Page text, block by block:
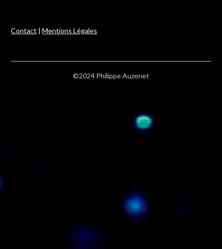
Contact |Mentions Légales
©2024 Philippe Auzenet